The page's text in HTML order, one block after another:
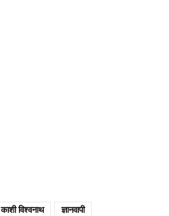
काशी विश्वनाथ ज्ञानवापी